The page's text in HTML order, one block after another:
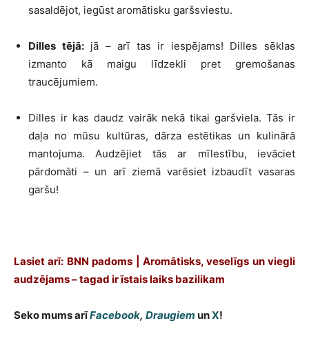
sasaldējot, iegūst aromātisku garšsviestu.
Dilles tējā:jā – arī tas ir iespējams! Dilles sēklas
izmanto kā maigu līdzekli pret gremošanas
traucējumiem.
Dilles ir kas daudz vairāk nekā tikai garšviela. Tās ir
daļa no mūsu kultūras, dārza estētikas un kulinārā
mantojuma. Audzējiet tās ar mīlestību, ievāciet
pārdomāti – un arī ziemā varēsiet izbaudīt vasaras
garšu!
Lasiet arī: BNN padoms | Aromātisks, veselīgs un viegli
audzējams – tagad ir īstais laiks bazilikam
Seko mums arīFacebook, Draugiem unX!